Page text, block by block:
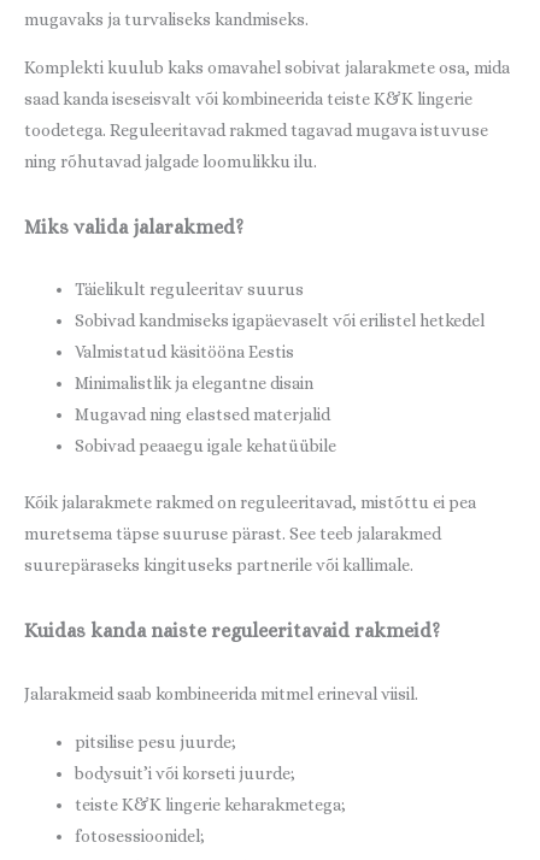
mugavaks ja turvaliseks kandmiseks.
Komplekti kuulub kaks omavahel sobivat jalarakmete osa, mida
saad kanda iseseisvalt või kombineerida teiste K&K lingerie
toodetega. Reguleeritavad rakmed tagavad mugava istuvuse
ning rõhutavad jalgade loomulikku ilu.
Miks valida jalarakmed?
Täielikult reguleeritav suurus
Sobivad kandmiseks igapäevaselt või erilistel hetkedel
Valmistatud käsitööna Eestis
Minimalistlik ja elegantne disain
Mugavad ning elastsed materjalid
Sobivad peaaegu igale kehatüübile
Kõik jalarakmete rakmed on reguleeritavad, mistõttu ei pea
muretsema täpse suuruse pärast. See teeb jalarakmed
suurepäraseks kingituseks partnerile või kallimale.
Kuidas kanda naiste reguleeritavaid rakmeid?
Jalarakmeid saab kombineerida mitmel erineval viisil.
pitsilise pesu juurde;
bodysuit’i või korseti juurde;
teiste K&K lingerie keharakmetega;
fotosessioonidel;